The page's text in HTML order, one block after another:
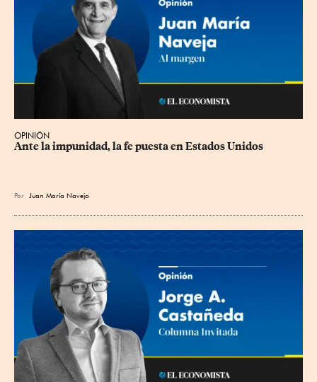
OPINIÓN
Ante la impunidad, la fe puesta en Estados Unidos
Por Juan María Naveja